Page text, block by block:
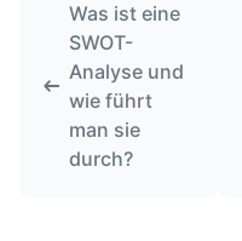
Was ist eine
SWOT-
Analyse und
wie führt
man sie
durch?